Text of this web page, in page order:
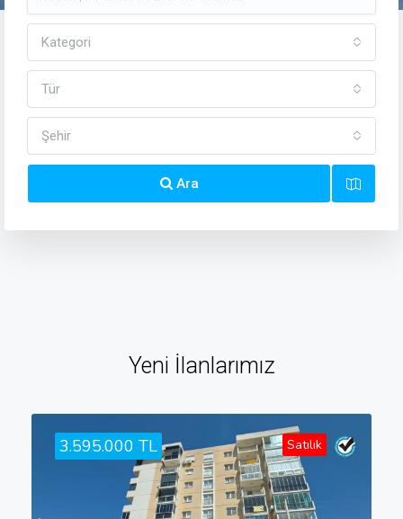
Kategori
Tür
Şehir
Ara
Yeni İlanlarımız
3.595.000 TL Satılık